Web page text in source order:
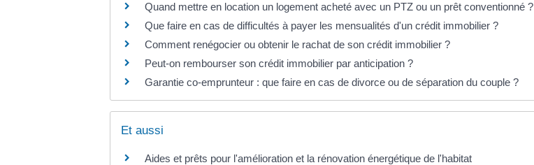
Quand mettre en location un logement acheté avec un PTZ ou un prêt conventionné ?
Que faire en cas de difficultés à payer les mensualités d'un crédit immobilier ?
Comment renégocier ou obtenir le rachat de son crédit immobilier ?
Peut-on rembourser son crédit immobilier par anticipation ?
Garantie co-emprunteur : que faire en cas de divorce ou de séparation du couple ?
Et aussi
Aides et prêts pour l'amélioration et la rénovation énergétique de l'habitat